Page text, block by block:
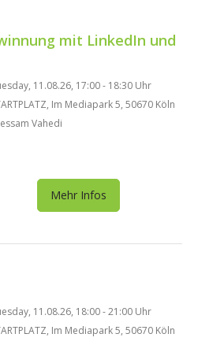
mit LinkedIn und
11.08.26, 17:00 - 18:30 Uhr
Im Mediapark 5, 50670 Köln
Vahedi
Mehr Infos
11.08.26, 18:00 - 21:00 Uhr
Im Mediapark 5, 50670 Köln